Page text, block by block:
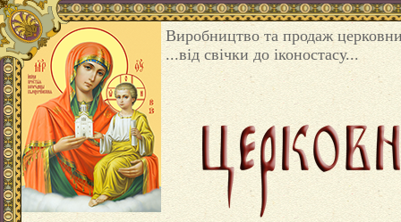
Виробництво та продаж
...від свічки до іконостасу...